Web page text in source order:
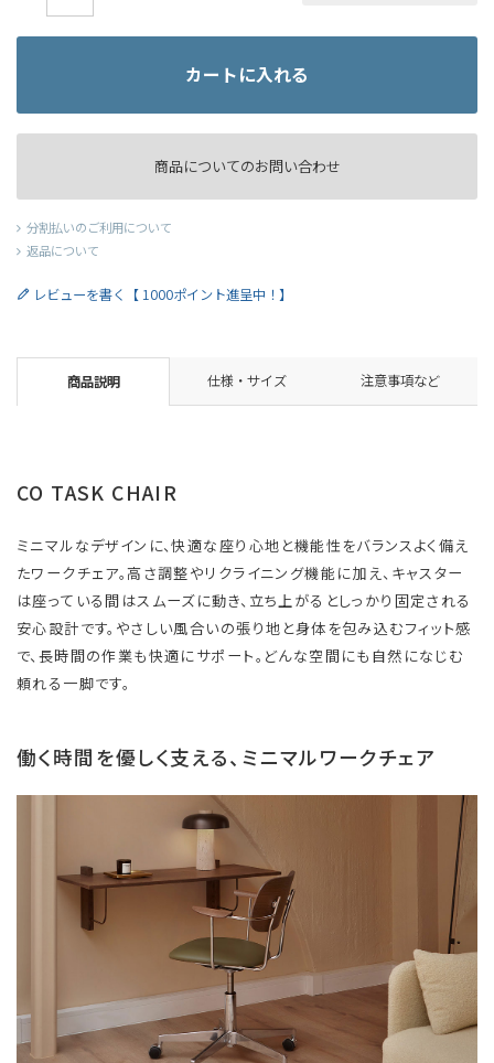
カートに入れる
商品についてのお問い合わせ
分割払いのご利用について
返品について
レビューを書く【 1000ポイント進呈中！】
商品説明 仕様・サイズ 注意事項など
CO TASK CHAIR
ミニマルなデザインに、快適な座り心地と機能性をバランスよく備え
たワークチェア。高さ調整やリクライニング機能に加え、キャスター
は座っている間はスムーズに動き、立ち上がるとしっかり固定される
安心設計です。やさしい風合いの張り地と身体を包み込むフィット感
で、長時間の作業も快適にサポート。どんな空間にも自然になじむ
頼れる一脚です。
働く時間を優しく支える、ミニマルワークチェア